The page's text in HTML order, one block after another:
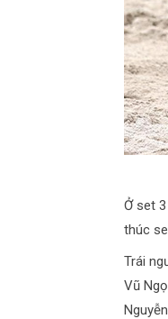
Ở set
thúc
Trái
Vũ